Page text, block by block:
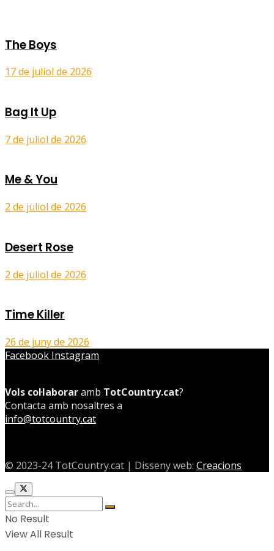
The Boys
17 de juliol de 2026
Bag It Up
7 de juliol de 2026
Me & You
2 de juliol de 2026
Desert Rose
2 de juliol de 2026
Time Killer
26 de juny de 2026
Facebook Instagram
Vols col·laboraramb TotCountry.cat?
Contacta amb nosaltres a
info@totcountry.cat
© 2023-24 TotCountry.cat | Disseny web: Creacions
No Result
View All Result